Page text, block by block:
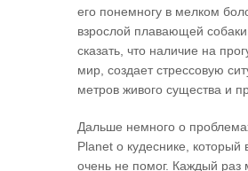
его понемногу в мелком
взрослой плавающей
сказать, что наличие на
мир, создает стрессовую
метров живого существа и
Дальше немного о
Planet о кудеснике, который
очень не помог. Каждый раз